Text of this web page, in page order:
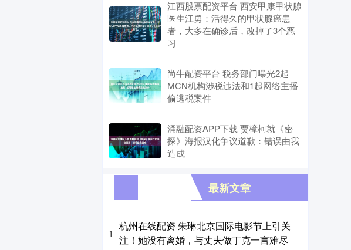
江西股票配资平台 西安甲康甲状腺
医生江勇：活得久的甲状腺癌患
者，大多在确诊后，改掉了3个恶
习
尚牛配资平台 税务部门曝光2起
MCN机构涉税违法和1起网络主播
偷逃税案件
涌融配资APP下载 贾樟柯就《密
探》海报汉化争议道歉：错误由我
造成
最新文章
1
杭州在线配资 朱琳北京国际电影节上引关
注！她没有离婚，与丈夫做丁克一言难尽